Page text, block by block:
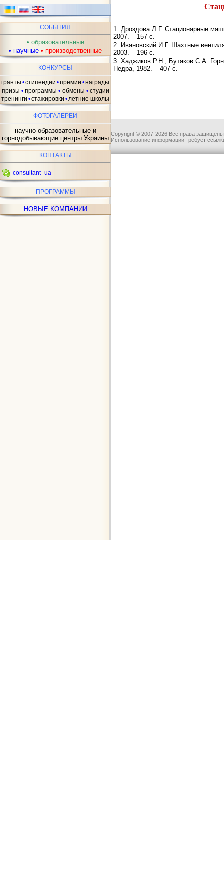
СОБЫТИЯ
• образовательные
• научные • производственные
КОНКУРСЫ
гранты •стипендии •премии •награды
призы • программы • обмены • студии
тренинги •стажировки •летние школы
ФОТОГАЛЕРЕИ
научно-образовательные и
горнодобывающие центры Украины
КОНТАКТЫ
consultant_ua
ПРОГРАММЫ
НОВЫЕ КОМПАНИИ
1. Дроздова Л.Г. Стационарные
2007. – 157 с.
2. Ивановский И.Г. Шахтные
2003. – 196 с.
3. Хаджиков Р.Н., Бутаков С.А.
Недра, 1982. – 407 с.
Copyrignt © 2007-2026 Все права
Использование информации требует